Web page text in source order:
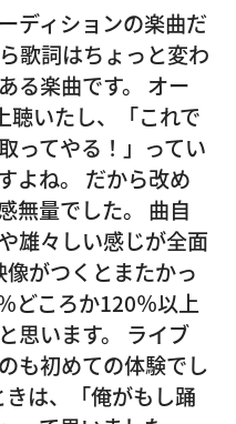
ディションの楽曲だ
歌詞はちょっと変わ
る楽曲です。 オー
聴いたし、「これで
てやる！」ってい
よね。 だから改め
無量でした。 曲自
雄々しい感じが全面
像がつくとまたかっ
どころか120％以上
思います。 ライブ
も初めての体験でし
は、「俺がもし踊